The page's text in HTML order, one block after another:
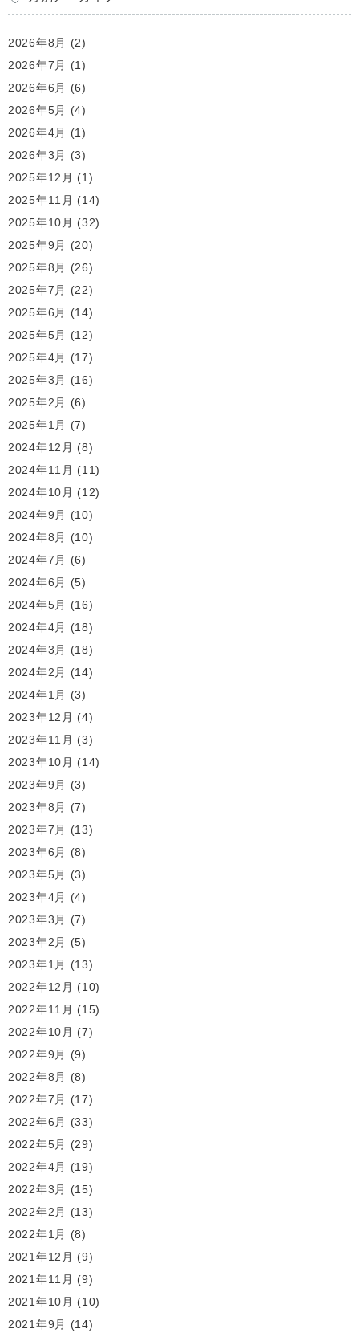
2026年8月
(2)
2026年7月
(1)
2026年6月
(6)
2026年5月
(4)
2026年4月
(1)
2026年3月
(3)
2025年12月 (1)
2025年11月 (14)
2025年10月 (32)
2025年9月
(20)
2025年8月
(26)
2025年7月
(22)
2025年6月
(14)
2025年5月
(12)
2025年4月
(17)
2025年3月
(16)
2025年2月
(6)
2025年1月
(7)
2024年12月 (8)
2024年11月 (11)
2024年10月 (12)
2024年9月
(10)
2024年8月
(10)
2024年7月
(6)
2024年6月
(5)
2024年5月
(16)
2024年4月
(18)
2024年3月
(18)
2024年2月
(14)
2024年1月
(3)
2023年12月 (4)
2023年11月 (3)
2023年10月 (14)
2023年9月
(3)
2023年8月
(7)
2023年7月
(13)
2023年6月
(8)
2023年5月
(3)
2023年4月
(4)
2023年3月
(7)
2023年2月
(5)
2023年1月
(13)
2022年12月 (10)
2022年11月 (15)
2022年10月 (7)
2022年9月
(9)
2022年8月
(8)
2022年7月
(17)
2022年6月
(33)
2022年5月
(29)
2022年4月
(19)
2022年3月
(15)
2022年2月
(13)
2022年1月
(8)
2021年12月 (9)
2021年11月 (9)
2021年10月 (10)
2021年9月
(14)